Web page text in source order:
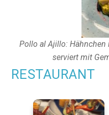
Pollo al Ajillo: Hähnchen
serviert mit
RESTAURANT